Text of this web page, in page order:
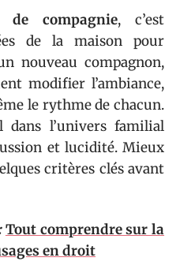
de compagnie, c’est
de la maison pour
nouveau compagnon,
modifier l’ambiance,
le rythme de chacun.
l’univers familial
et lucidité. Mieux
critères clés avant
Tout comprendre sur la
en droit